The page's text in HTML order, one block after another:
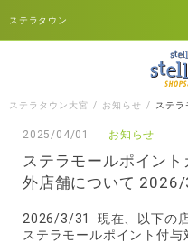
ステラタウン
ステラタウン大宮 お知らせ ステ
2025/04/01 お知らせ
ステラモールポイン
外店舗について
2026/3/31 現在、以下の
ステラモールポイント付与